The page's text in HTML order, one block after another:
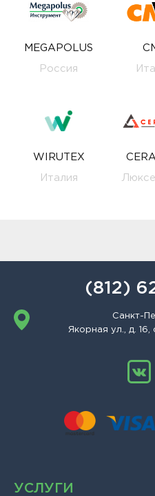
MEGAPOLUS
Россия
WIRUTEX
Италия
(812)
Санкт-
Якорная ул., д.
УСЛУГИ